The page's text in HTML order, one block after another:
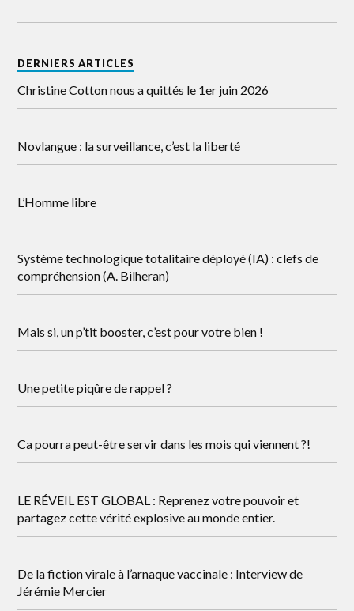
DERNIERS ARTICLES
Christine Cotton nous a quittés le 1er juin 2026
Novlangue : la surveillance, c’est la liberté
L’Homme libre
Système technologique totalitaire déployé (IA) : clefs de
compréhension (A. Bilheran)
Mais si, un p’tit booster, c’est pour votre bien !
Une petite piqûre de rappel ?
Ca pourra peut-être servir dans les mois qui viennent ?!
LE RÉVEIL EST GLOBAL : Reprenez votre pouvoir et
partagez cette vérité explosive au monde entier.
De la fiction virale à l’arnaque vaccinale : Interview de
Jérémie Mercier